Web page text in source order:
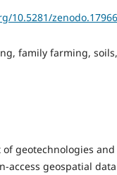
10.5281/
family farming,
of geotechnologies
access geospatial